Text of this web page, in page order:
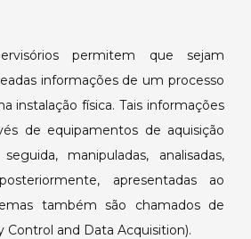
permitem que sejam
informações de um processo
instalação física. Tais informações
de equipamentos de aquisição
manipuladas, analisadas,
apresentadas ao
também são chamados de
Control and Data Acquisition).